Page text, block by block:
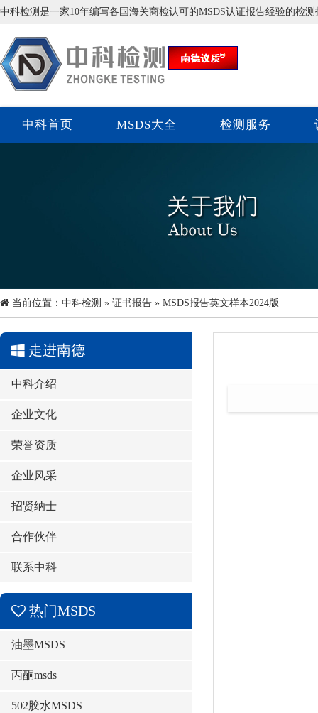
中科检测是一家10年编写各国海关商检认可的MSDS认证报告经验的检
中科首页 MSDS大全 检测服务
当前位置： 中科检测 » 证书报告 » MSDS报告英文样本2024版
走进南德
中科介绍
企业文化
荣誉资质
企业风采
招贤纳士
合作伙伴
联系中科
热门MSDS
油墨MSDS
丙酮msds
502胶水MSDS